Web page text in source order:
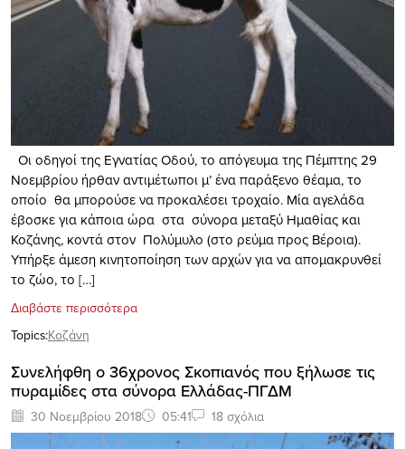
Οι οδηγοί της Εγνατίας Οδού, το απόγευμα της Πέμπτης 29
Νοεμβρίου ήρθαν αντιμέτωποι μ’ ένα παράξενο θέαμα, το
οποίο θα μπορούσε να προκαλέσει τροχαίο. Μία αγελάδα
έβοσκε για κάποια ώρα στα σύνορα μεταξύ Ημαθίας και
Κοζάνης, κοντά στον Πολύμυλο (στο ρεύμα προς Βέροια).
Υπήρξε άμεση κινητοποίηση των αρχών για να απομακρυνθεί
το ζώο, το […]
Διαβάστε περισσότερα
Topics:Κοζάνη
Συνελήφθη ο 36χρονος Σκοπιανός που ξήλωσε τις
πυραμίδες στα σύνορα Ελλάδας-ΠΓΔΜ
30 Νοεμβρίου 2018 05:41 18 σχόλια